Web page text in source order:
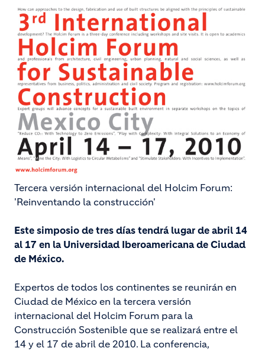
Tercera versión internacional del Holcim Forum:
'Reinventando la construcción'
Este simposio de tres días tendrá lugar de abril 14
al 17 en la Universidad Iberoamericana de Ciudad
de México.
Expertos de todos los continentes se reunirán en
Ciudad de México en la tercera versión
internacional del Holcim Forum para la
Construcción Sostenible que se realizará entre el
14 y el 17 de abril de 2010. La conferencia,